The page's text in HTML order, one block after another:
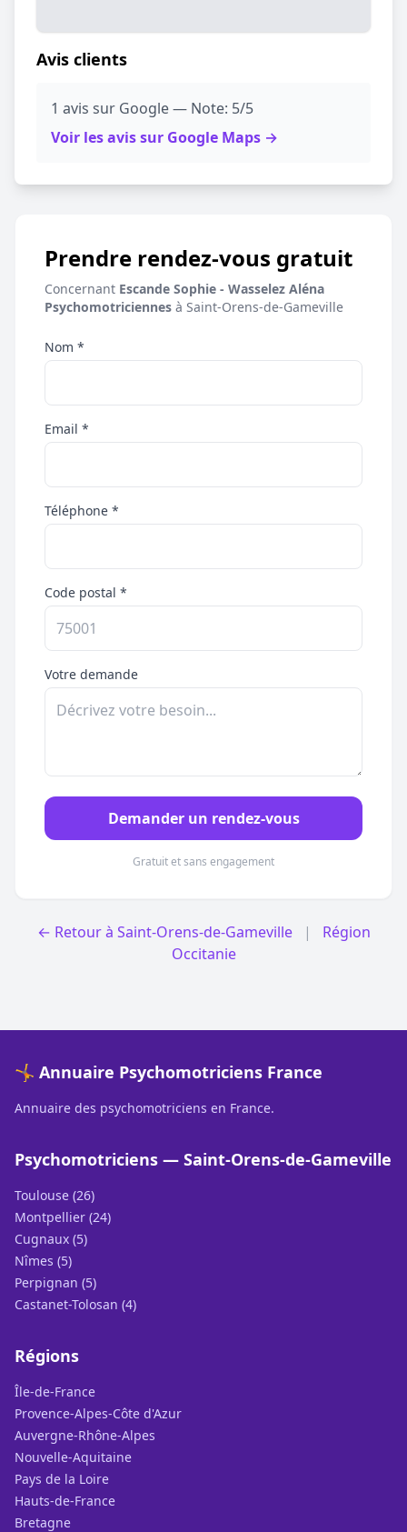
Avis clients
1 avis sur Google — Note: 5/5
Voir les avis sur Google Maps →
Prendre rendez-vous gratuit
Concernant Escande Sophie - Wasselez Aléna
Psychomotriciennes à Saint-Orens-de-Gameville
Nom *
Email *
Téléphone *
Code postal *
Votre demande
Demander un rendez-vous
Gratuit et sans engagement
← Retour à Saint-Orens-de-Gameville |
Région
Occitanie
🤸 Annuaire Psychomotriciens France
Annuaire des psychomotriciens en France.
Psychomotriciens — Saint-Orens-de-Gameville
Toulouse (26)
Montpellier (24)
Cugnaux (5)
Nîmes (5)
Perpignan (5)
Castanet-Tolosan (4)
Régions
Île-de-France
Provence-Alpes-Côte d'Azur
Auvergne-Rhône-Alpes
Nouvelle-Aquitaine
Pays de la Loire
Hauts-de-France
Bretagne